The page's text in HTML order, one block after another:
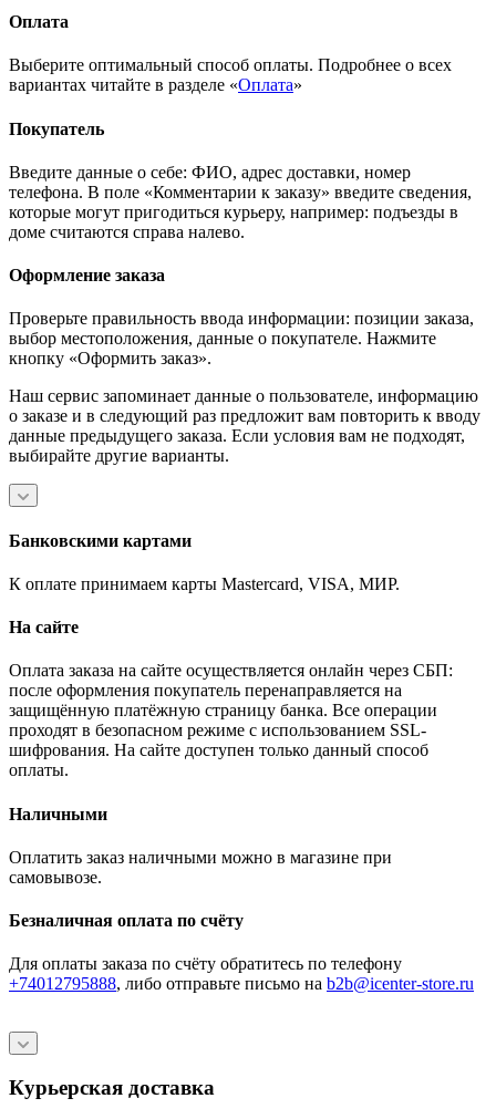
Оплата
Выберите оптимальный способ оплаты. Подробнее о всех
вариантах читайте в разделе «Оплата»
Покупатель
Введите данные о себе: ФИО, адрес доставки, номер
телефона. В поле «Комментарии к заказу» введите сведения,
которые могут пригодиться курьеру, например: подъезды в
доме считаются справа налево.
Оформление заказа
Проверьте правильность ввода информации: позиции заказа,
выбор местоположения, данные о покупателе. Нажмите
кнопку «Оформить заказ».
Наш сервис запоминает данные о пользователе, информацию
о заказе и в следующий раз предложит вам повторить к вводу
данные предыдущего заказа. Если условия вам не подходят,
выбирайте другие варианты.
Банковскими картами
К оплате принимаем карты Mastercard, VISA, МИР.
На сайте
Оплата заказа на сайте осуществляется онлайн через СБП:
после оформления покупатель перенаправляется на
защищённую платёжную страницу банка. Все операции
проходят в безопасном режиме с использованием SSL-
шифрования. На сайте доступен только данный способ
оплаты.
Наличными
Оплатить заказ наличными можно в магазине при
самовывозе.
Безналичная оплата по счёту
Для оплаты заказа по счёту обратитесь по телефону
+74012795888, либо отправьте письмо на b2b@icenter-store.ru
Курьерская доставка